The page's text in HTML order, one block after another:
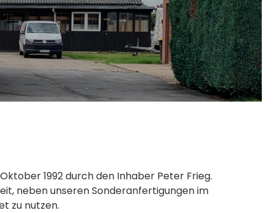
1992 durch den Inhaber Peter Frieg.
neben unseren Sonderanfertigungen im
zu nutzen.